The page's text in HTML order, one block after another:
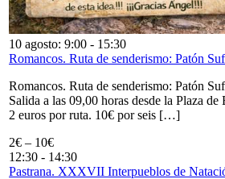
10 agosto: 9:00 - 15:30
Romancos. Ruta de senderismo: Patón
Romancos. Ruta de senderismo: Patón
Salida a las 09,00 horas desde la Plaza de
2 euros por ruta. 10€ por seis […]
2€ – 10€
12:30 - 14:30
Pastrana. XXXVII Interpueblos de